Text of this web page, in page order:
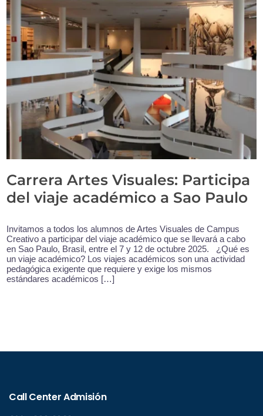
Carrera Artes Visuales: Participa
del viaje académico a Sao Paulo
Invitamos a todos los alumnos de Artes Visuales de Campus
Creativo a participar del viaje académico que se llevará a cabo
en Sao Paulo, Brasil, entre el 7 y 12 de octubre 2025. ¿Qué es
un viaje académico? Los viajes académicos son una actividad
pedagógica exigente que requiere y exige los mismos
estándares académicos […]